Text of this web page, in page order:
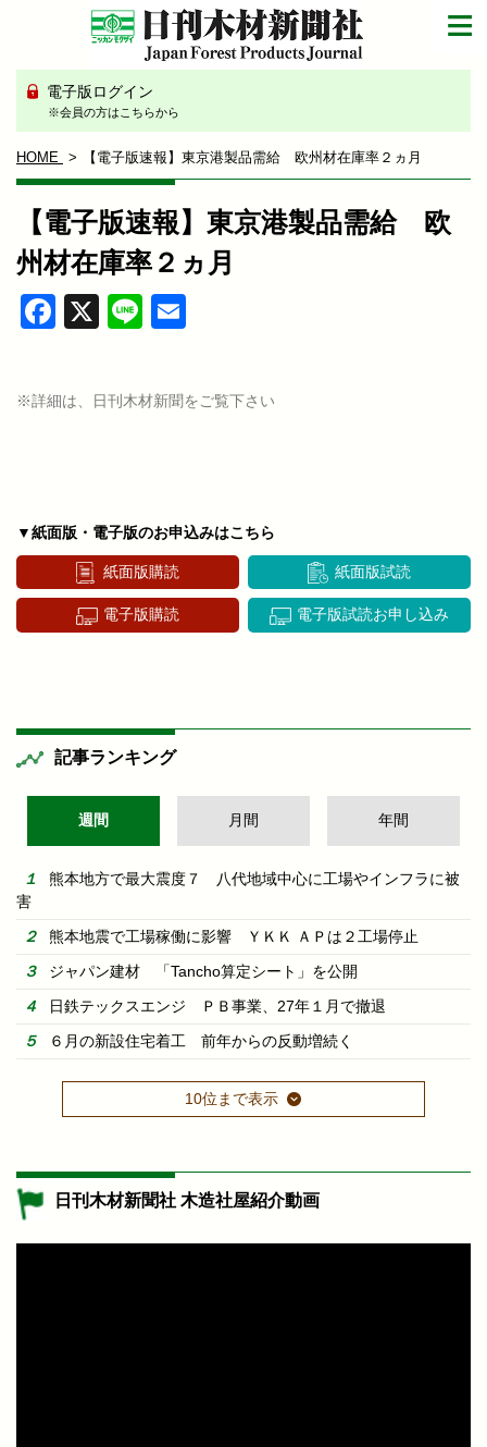
電子版ログイン
※会員の方はこちらから
HOME 【電子版速報】東京港製品需給 欧州材在庫率２ヵ月
【電子版速報】東京港製品需給 欧
州材在庫率２ヵ月
Facebook
X Line
※詳細は、日刊木材新聞をご覧下さい
▼紙面版・電子版のお申込みはこちら
紙面版購読 紙面版試読
電子版購読 電子版試読お申し込み
記事ランキング
週間 月間 年間
熊本地方で最大震度７ 八代地域中心に工場やインフラに被
害
熊本地震で工場稼働に影響 ＹＫＫ ＡＰは２工場停止
ジャパン建材 「Tancho算定シート」を公開
日鉄テックスエンジ ＰＢ事業、27年１月で撤退
６月の新設住宅着工 前年からの反動増続く
10位まで表示
日刊木材新聞社 木造社屋紹介動画